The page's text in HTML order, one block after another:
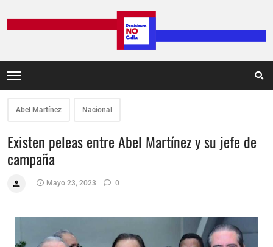
Abel Martínez Nacional
Existen peleas entre Abel Martínez y su jefe de
campaña
Mayo 23, 2023 0